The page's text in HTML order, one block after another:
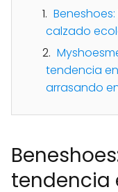
calzado
tendencia
arrasando
tendencia